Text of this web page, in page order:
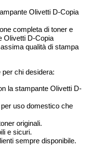
Olivetti D-Copia
completa di toner e
Olivetti D-Copia
qualità di stampa
chi desidera:
la stampante Olivetti D-
uso domestico che
originali.
e sicuri.
sempre disponibile.